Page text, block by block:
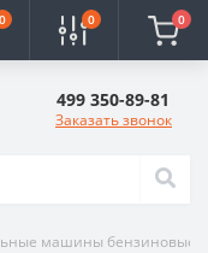
0 0 0
499 350-89-81
Заказать звонок
машины бензиновые